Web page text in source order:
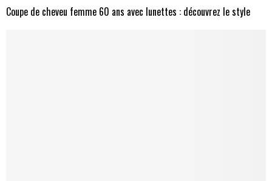
Coupe de cheveu femme 60 ans avec lunettes : découvrez le style